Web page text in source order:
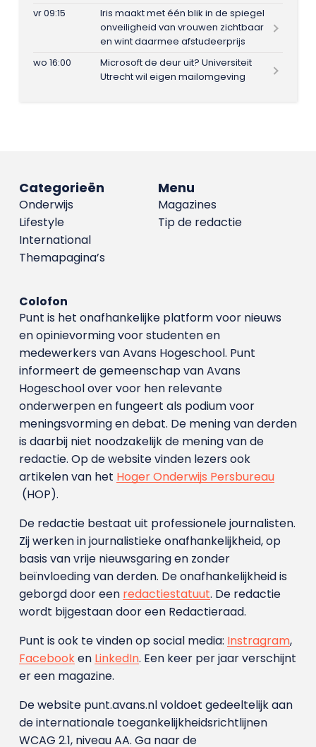
vr 09:15
Iris maakt met één blik in de spiegel
onveiligheid van vrouwen zichtbaar
en wint daarmee afstudeerprijs
wo 16:00
Microsoft de deur uit? Universiteit
Utrecht wil eigen mailomgeving
Menu
Magazines
Tip de redactie
Categorieën
Onderwijs
Lifestyle
International
Themapagina’s
Colofon
Punt is het onafhankelijke platform voor nieuws
en opinievorming voor studenten en
medewerkers van Avans Hoge­school. Punt
informeert de gemeenschap van Avans
Hogeschool over voor hen relevante
onderwerpen en fungeert als podium voor
meningsvorming en debat. De mening van derden
is daarbij niet noodzakelijk de mening van de
redactie. Op de website vinden lezers ook
artikelen van het Hoger Onderwijs Persbureau
(HOP).
De redactie bestaat uit professionele journalisten.
Zij werken in journalistieke onafhankelijkheid, op
basis van vrije nieuwsgaring en zonder
beïnvloeding van derden. De onafhankelijkheid is
geborgd door een redactiestatuut. De redactie
wordt bijgestaan door een Redactieraad.
Punt is ook te vinden op social media: Instragram,
Facebooken LinkedIn. Een keer per jaar verschijnt
er een magazine.
De website punt.avans.nl voldoet gedeeltelijk aan
de internationale toegankelijkheidsrichtlijnen
WCAG 2.1, niveau AA. Ga naar de